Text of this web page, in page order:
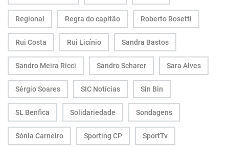
Regional Regra do capitão Roberto Rosetti
Rui Costa Rui Licínio Sandra Bastos
Sandro Meira Ricci Sandro Scharer Sara Alves
Sérgio Soares SIC Notícias Sin Bin
SL Benfica Solidariedade Sondagens
Sónia Carneiro Sporting CP SportTv